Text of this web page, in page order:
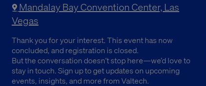
Mandalay Bay Convention Center, Las
Vegas
Thank you for your interest. This event has now
concluded, and registration is closed.
But the conversation doesn’t stop here—we’d love to
stay in touch. Sign up to get updates on upcoming
events, insights, and more from Valtech.